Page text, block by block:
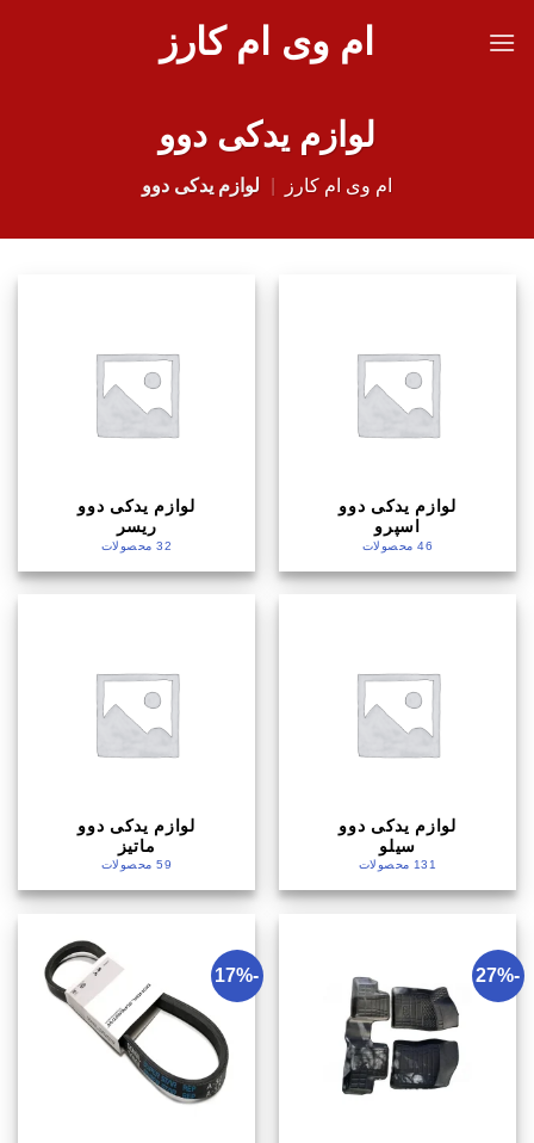
ام وی ام کارز
لوازم یدکی دوو
ام وی ام کارز لوازم یدکی دوو
لوازم یدکی دوو
اسپرو
46 محصولات
لوازم یدکی دوو
ریسر
32 محصولات
لوازم یدکی دوو
سیلو
131 محصولات
لوازم یدکی دوو
ماتیز
59 محصولات
-27%
-17%